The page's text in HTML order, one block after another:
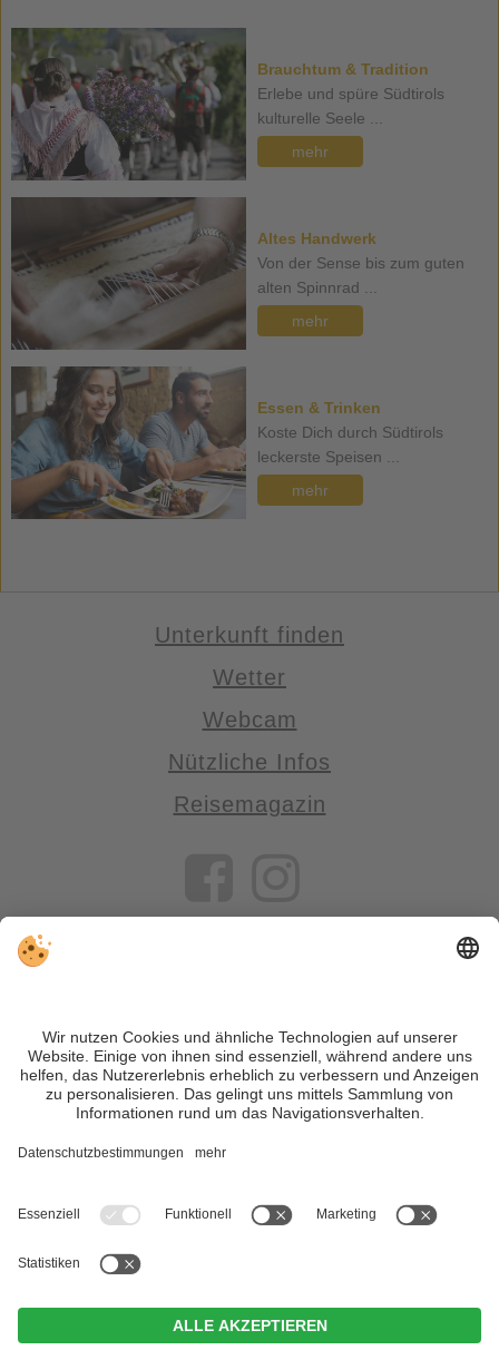
Brauchtum & Tradition
Erlebe und spüre Südtirols
kulturelle Seele ...
mehr
Altes Handwerk
Von der Sense bis zum guten
alten Spinnrad ...
mehr
Essen & Trinken
Koste Dich durch Südtirols
leckerste Speisen ...
mehr
Unterkunft finden
Wetter
Webcam
Nützliche Infos
Reisemagazin
VIVOSüdtirol ist das Reiseportal für alle, die Südtirol nicht nur
besuchen, sondern wirklich erleben wollen – inklusive Tipps,
tollen Unterkünften und Angeboten.
Trotz genauer Arbeit und ständigem Aktualisieren der Inhalte,
Informieren Sie sich sicherheitshalber nochmals beim
Einstellungen | MwSt.-Nr. IT02365710215